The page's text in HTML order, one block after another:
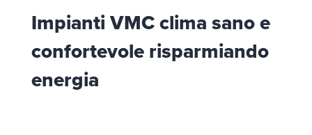
Impianti VMC clima sano e
confortevole risparmiando
energia